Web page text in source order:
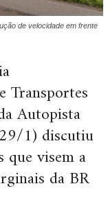
de velocidade em frente
Transportes
Autopista
1) discutiu
que visem a
da BR